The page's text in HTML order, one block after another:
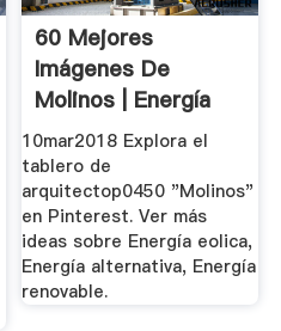
60 Mejores
Imágenes De
Molinos | Energía
Eolica, Energía ...
10mar2018 Explora el
tablero de
arquitectop0450 "Molinos"
en Pinterest. Ver más
ideas sobre Energía eolica,
Energía alternativa, Energía
renovable.